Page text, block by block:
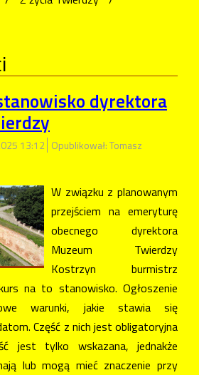
dyrektora
13:12 Opublikował: Tomasz
W związku z planowanym
przejściem na emeryturę
obecnego dyrektora
Muzeum Twierdzy
Kostrzyn burmistrz
na to stanowisko. Ogłoszenie
warunki, jakie stawia się
Część z nich jest obligatoryjna
jest tylko wskazana, jednakże
lub mogą mieć znaczenie przy